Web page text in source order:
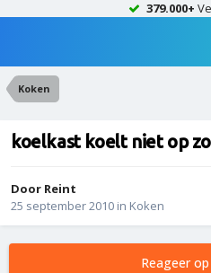
379.000+
Koken
koelkast koelt niet op
Door Reint
25 september 2010 in Koken
Reageer